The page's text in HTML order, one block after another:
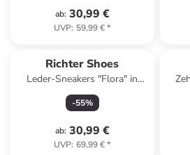
ab: 30,99 €
UVP: 59,99 €*
Richter Shoes
Leder-Sneakers "Flora" in
Hellblau
-55%
ab: 30,99 €
UVP: 69,99 €*